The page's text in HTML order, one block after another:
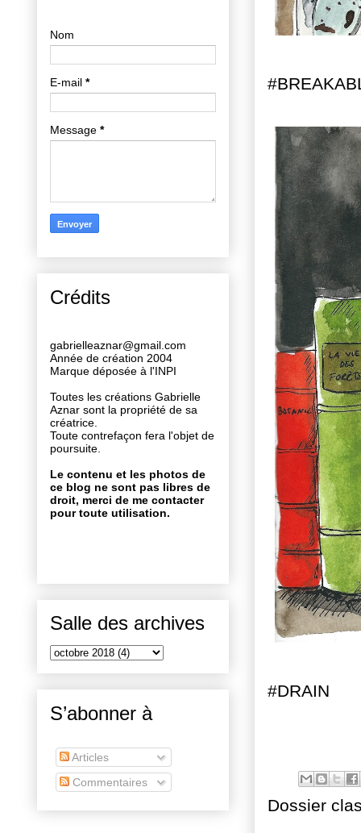
#DRAIN
Dossier
Nom
E-mail *
Message *
Crédits
gabrielleaznar@gmail.com
Année de création 2004
Marque déposée à l'INPI
Toutes les créations Gabrielle
Aznar sont la propriété de sa
créatrice.
Toute contrefaçon fera l'objet de
poursuite.
Le contenu et les photos de
ce blog ne sont pas libres de
droit, merci de me contacter
pour toute utilisation.
Salle des archives
S’abonner à
Articles
Commentaires